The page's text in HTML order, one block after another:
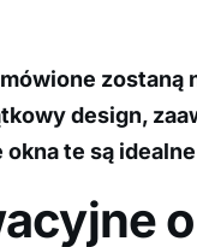
zostaną
design,
okna te są